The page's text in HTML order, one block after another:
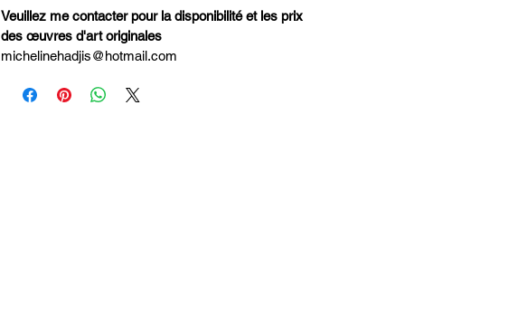
Veuillez me contacter pour la disponibilité et les prix
des œuvres d'art originales
michelinehadjis@hotmail.com